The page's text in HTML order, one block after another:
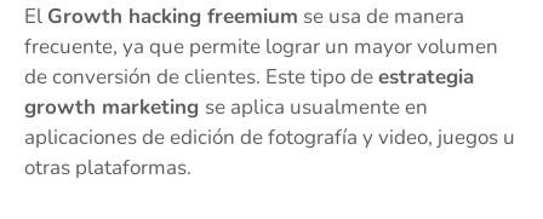
El Growth hacking freemium se usa de manera
frecuente, ya que permite lograr un mayor volumen
de conversión de clientes. Este tipo deestrategia
growth marketing se aplica usualmente en
aplicaciones de edición de fotografía y video, juegos u
otras plataformas.